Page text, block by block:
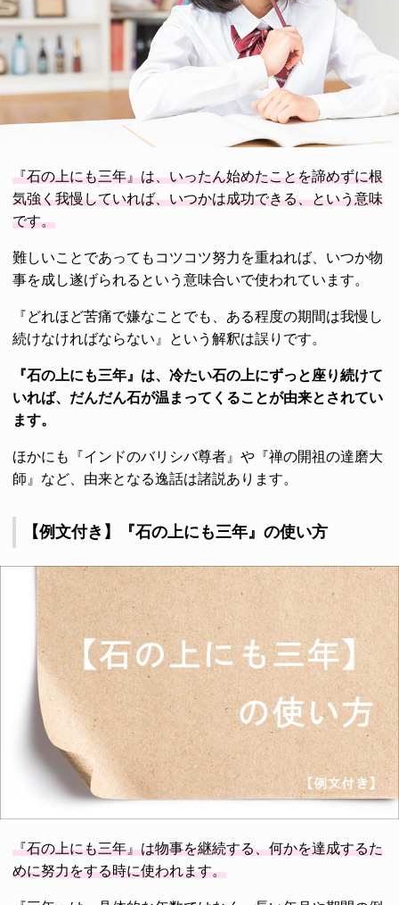
『石の上にも三年』は、いったん始めたことを諦めずに根
気強く我慢していれば、いつかは成功できる、という意味
です。
難しいことであってもコツコツ努力を重ねれば、いつか物
事を成し遂げられるという意味合いで使われています。
『どれほど苦痛で嫌なことでも、ある程度の期間は我慢し
続けなければならない』という解釈は誤りです。
『石の上にも三年』は、冷たい石の上にずっと座り続けて
いれば、だんだん石が温まってくることが由来とされてい
ます。
ほかにも『インドのバリシバ尊者』や『禅の開祖の達磨大
師』など、由来となる逸話は諸説あります。
【例文付き】『石の上にも三年』の使い方
『石の上にも三年』は物事を継続する、何かを達成するた
めに努力をする時に使われます。